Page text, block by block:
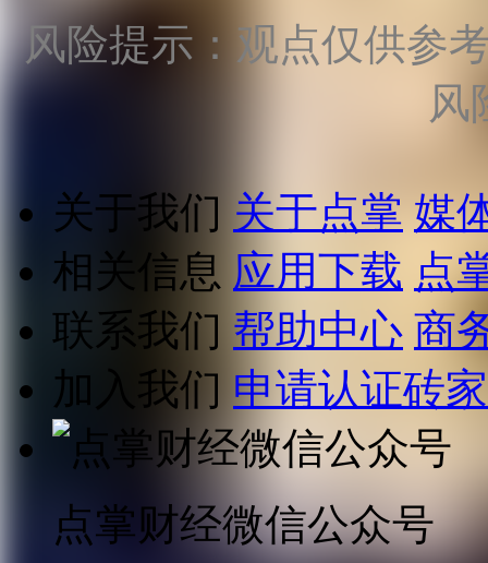
风险提示：观点仅供参
风
关于我们 关于点掌 媒
相关信息 应用下载 点
联系我们 帮助中心 商
加入我们 申请认证砖家
点掌财经微信公众号